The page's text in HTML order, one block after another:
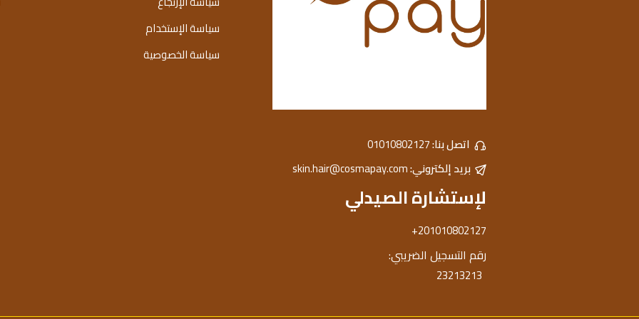
اتصل بنا:01010802127
بريد إلكتروني:skin.hair@cosmapay.com
سياسة الإستخدام
سياسة الخصوصية
لإستشارة الصيدلي
+201010802127
رقم التسجيل الضريبي:
23213213